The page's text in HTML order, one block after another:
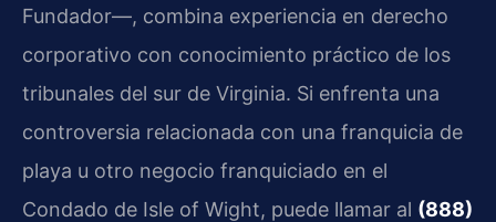
Fundador—, combina experiencia en derecho
corporativo con conocimiento práctico de los
tribunales del sur de Virginia. Si enfrenta una
controversia relacionada con una franquicia de
playa u otro negocio franquiciado en el
Condado de Isle of Wight, puede llamar al (888)